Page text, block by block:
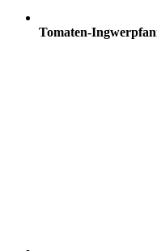
Tomaten-